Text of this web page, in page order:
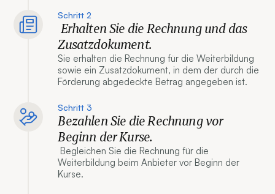
Schritt 2
Erhalten Sie die Rechnung und das
Zusatzdokument.
Sie erhalten die Rechnung für die Weiterbildung
sowie ein Zusatzdokument, in dem der durch die
Förderung abgedeckte Betrag angegeben ist.
Schritt 3
Bezahlen Sie die Rechnung vor
Beginn der Kurse.
Begleichen Sie die Rechnung für die
Weiterbildung beim Anbieter vor Beginn der
Kurse.